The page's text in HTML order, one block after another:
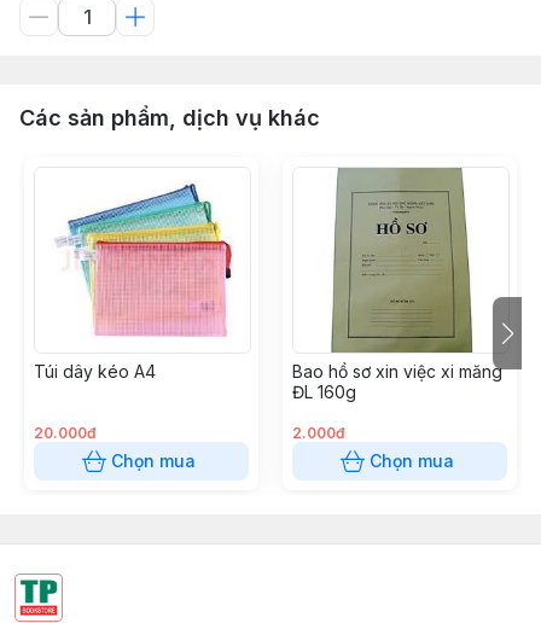
Các sản phẩm, dịch vụ khác
Túi dây kéo A4
20.000đ
Chọn mua
Bao hồ sơ xin việc xi măng
ĐL 160g
2.000đ
Chọn mua